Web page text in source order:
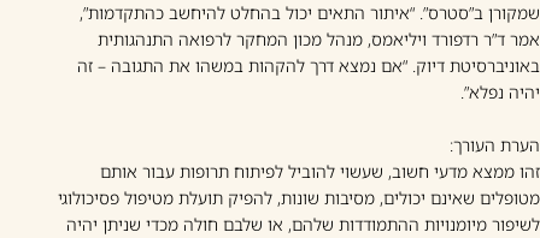
שמקורן ב”סטרס”. “איתור התאים יכול בהחלט להיחשב כהתקדמות”,
אמר ד”ר רדפורד ויליאמס, מנהל מכון המחקר לרפואה התנהגותית
באוניברסיטת דיוק. “אם נמצא דרך להקהות במשהו את התגובה – זה
יהיה נפלא”.
הערת העורך:
זהו ממצא מדעי חשוב, שעשוי להוביל לפיתוח תרופות עבור אותם
מטופלים שאינם יכולים, מסיבות שונות, להפיק תועלת מטיפול פסיכולוגי
לשיפור מיומנויות ההתמודדות שלהם, או שלבם חולה מכדי שניתן יהיה